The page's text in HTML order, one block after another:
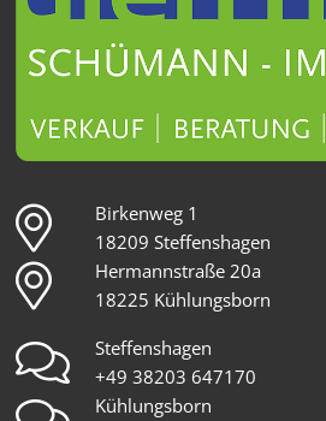
Birkenweg 1
18209 Steffenshagen
Hermannstraße 20a
18225 Kühlungsborn
Steffenshagen
+49 38203 647170
Kühlungsborn